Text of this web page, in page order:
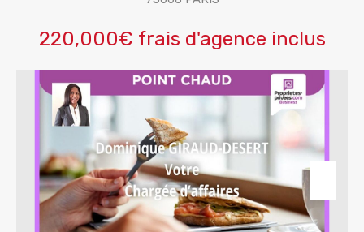
220,000€ frais d'agence inclus